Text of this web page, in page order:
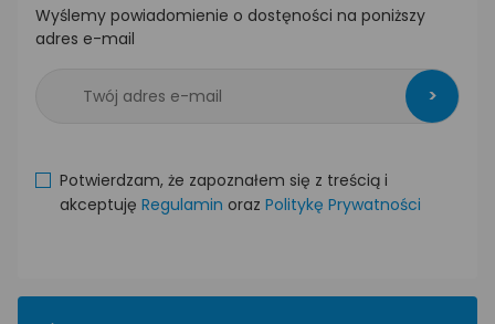
Wyślemy powiadomienie o dostęności na poniższy
adres e-mail
>
Potwierdzam, że zapoznałem się z treścią i
akceptuję Regulamin oraz Politykę Prywatności